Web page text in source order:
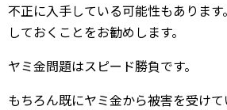
不正に入手している可能性もありま
しておくことをお勧めします。
ヤミ金問題はスピード勝負です。
もちろん既にヤミ金から被害を受け